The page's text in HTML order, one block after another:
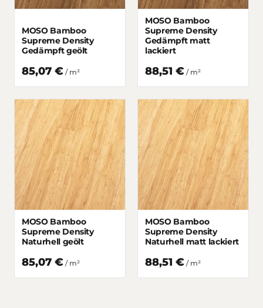
MOSO Bamboo
Supreme Density
Gedämpft geölt
85,07 € / m²
MOSO Bamboo
Supreme Density
Gedämpft matt
lackiert
88,51 € / m²
MOSO Bamboo
Supreme Density
Naturhell geölt
85,07 € / m²
MOSO Bamboo
Supreme Density
Naturhell matt lackiert
88,51 € / m²